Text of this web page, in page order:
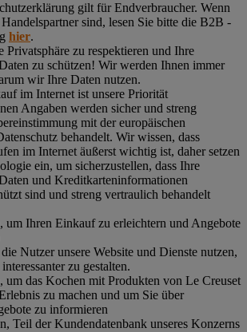
gilt für Endverbraucher. Wenn
sind, lesen Sie bitte die B2B -
hier.
Privatsphäre zu respektieren und Ihre
zu schützen! Wir werden Ihnen immer
wir Ihre Daten nutzen.
im Internet ist unsere Priorität
Angaben werden sicher und streng
mit der europäischen
behandelt. Wir wissen, dass
im Internet äußerst wichtig ist, daher setzen
ein, um sicherzustellen, dass Ihre
und Kreditkarteninformationen
sind und streng vertraulich behandelt
um Ihren Einkauf zu erleichtern und Angebote
Nutzer unsere Website und Dienste nutzen,
zu gestalten.
um das Kochen mit Produkten von Le Creuset
zu machen und um Sie über
zu informieren
Teil der Kundendatenbank unseres Konzerns